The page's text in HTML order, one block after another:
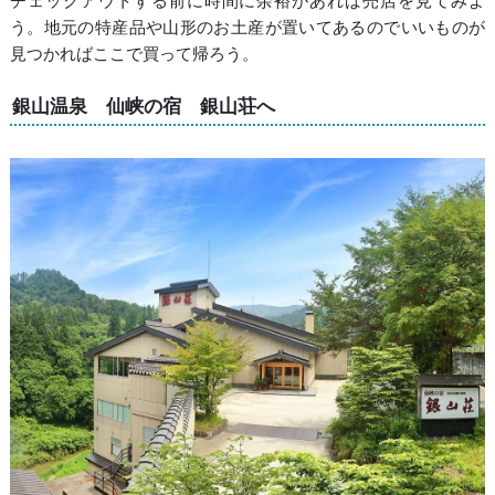
う。地元の特産品や山形のお土産が置いてあるのでいいものが
見つかればここで買って帰ろう。
銀山温泉 仙峡の宿 銀山荘へ